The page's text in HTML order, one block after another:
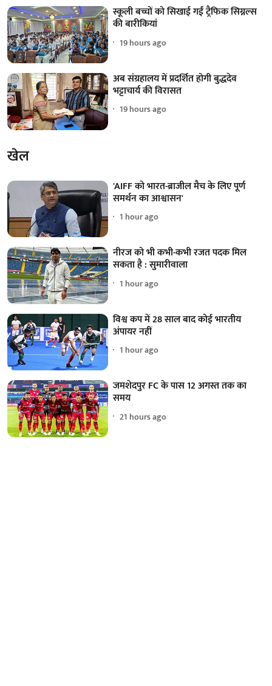
स्कूली बच्चों को सिखाई गईं ट्रैफिक सिग्नल्स
की बारीकियां
19 hours ago
अब संग्रहालय में प्रदर्शित होगी बुद्धदेव
भट्टाचार्य की विरासत
19 hours ago
खेल
'AIFF को भारत-ब्राजील मैच के लिए पूर्ण
समर्थन का आश्वासन'
1 hour ago
नीरज को भी कभी-कभी रजत पदक मिल
सकता है : सुमारीवाला
1 hour ago
विश्व कप में 28 साल बाद कोई भारतीय
अंपायर नहीं
1 hour ago
जमशेदपुर FC के पास 12 अगस्त तक का
समय
21 hours ago